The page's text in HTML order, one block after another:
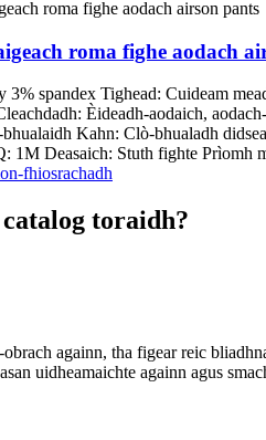
roma fighe aodach
3% spandex Tighead: Cuideam
Èideadh-aodaich,
Kahn: Clò-bhualadh
1M Deasaich: Stuth fighte Prìomh
fhiosrachadh
toraidh?
againn, tha figear reic
uidheamaichte againn agus